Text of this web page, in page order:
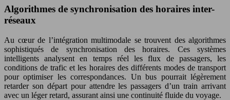
Algorithmes de synchronisation des horaires inter-
réseaux
Au cœur de l’intégration multimodale se trouvent des algorithmes
sophistiqués de synchronisation des horaires. Ces systèmes
intelligents analysent en temps réel les flux de passagers, les
conditions de trafic et les horaires des différents modes de transport
pour optimiser les correspondances. Un bus pourrait légèrement
retarder son départ pour attendre les passagers d’un train arrivant
avec un léger retard, assurant ainsi une continuité fluide du voyage.